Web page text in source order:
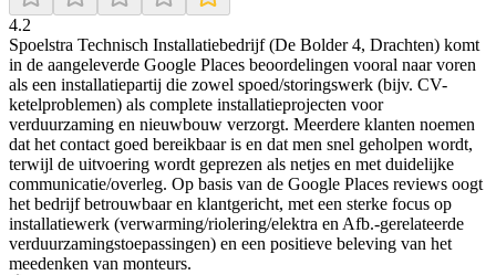
4.2
Spoelstra Technisch Installatiebedrijf (De Bolder 4, Drachten) komt
in de aangeleverde Google Places beoordelingen vooral naar voren
als een installatiepartij die zowel spoed/storingswerk (bijv. CV-
ketelproblemen) als complete installatieprojecten voor
verduurzaming en nieuwbouw verzorgt. Meerdere klanten noemen
dat het contact goed bereikbaar is en dat men snel geholpen wordt,
terwijl de uitvoering wordt geprezen als netjes en met duidelijke
communicatie/overleg. Op basis van de Google Places reviews oogt
het bedrijf betrouwbaar en klantgericht, met een sterke focus op
installatiewerk (verwarming/riolering/elektra en Afb.-gerelateerde
verduurzamingstoepassingen) en een positieve beleving van het
meedenken van monteurs.